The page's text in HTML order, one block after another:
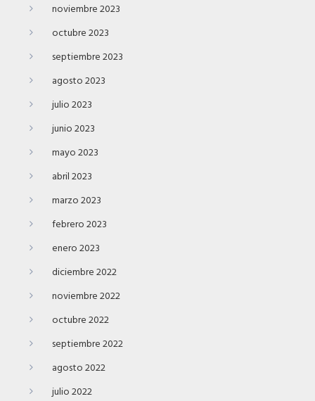
noviembre 2023
octubre 2023
septiembre 2023
agosto 2023
julio 2023
junio 2023
mayo 2023
abril 2023
marzo 2023
febrero 2023
enero 2023
diciembre 2022
noviembre 2022
octubre 2022
septiembre 2022
agosto 2022
julio 2022